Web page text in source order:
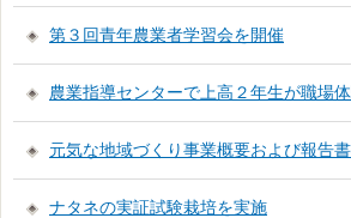
第３回青年農業者学習会を開催
農業指導センターで上高２年生が職場
元気な地域づくり事業概要および報告
ナタネの実証試験栽培を実施